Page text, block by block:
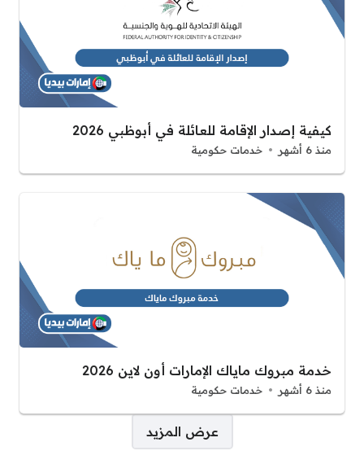
كيفية إصدار الإقامة للعائلة في أبوظبي 2026
منذ 6 أشهر خدمات حكومية
خدمة مبروك ماياك الإمارات أون لاين 2026
منذ 6 أشهر خدمات حكومية
عرض المزيد